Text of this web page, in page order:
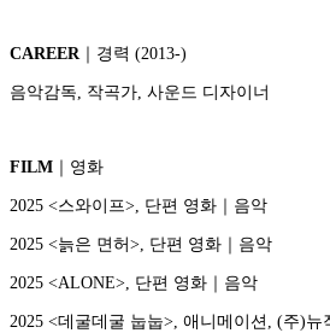
CAREER｜경력 (2013-)
음악감독, 작곡가, 사운드 디자이너
FILM ｜영화
2025 <스와이프>, 단편 영화｜음악
2025 <늙은 면허>, 단편 영화｜음악
2025 <ALONE>, 단편 영화｜음악
2025 <데굴데굴 눕눕>, 애니메이션, (주)뉴